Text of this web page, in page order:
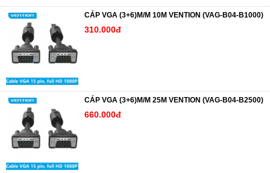
CÁP VGA (3+6)M/M 10M VENTION (VAG-B04-B1000)
310.000đ
CÁP VGA (3+6)M/M 25M VENTION (VAG-B04-B2500)
660.000đ